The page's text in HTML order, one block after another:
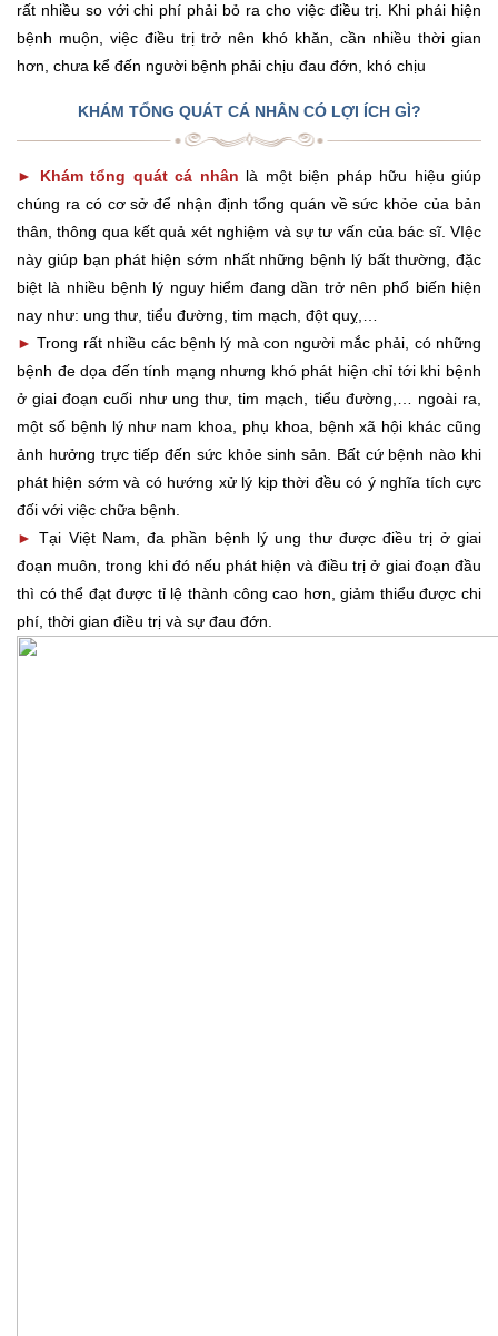
rất nhiều so với chi phí phải bỏ ra cho việc điều trị. Khi phái hiện
bệnh muộn, việc điều trị trở nên khó khăn, cần nhiều thời gian
hơn, chưa kể đến người bệnh phải chịu đau đớn, khó chịu
KHÁM TỔNG QUÁT CÁ NHÂN CÓ LỢI ÍCH GÌ?
► Khám tổng quát cá nhân là một biện pháp hữu hiệu giúp
chúng ra có cơ sở để nhận định tổng quán về sức khỏe của bản
thân, thông qua kết quả xét nghiệm và sự tư vấn của bác sĩ. VIệc
này giúp bạn phát hiện sớm nhất những bệnh lý bất thường, đặc
biệt là nhiều bệnh lý nguy hiểm đang dần trở nên phổ biến hiện
nay như: ung thư, tiểu đường, tim mạch, đột quỵ,…
►Trong rất nhiều các bệnh lý mà con người mắc phải, có những
bệnh đe dọa đến tính mạng nhưng khó phát hiện chỉ tới khi bệnh
ở giai đoạn cuối như ung thư, tim mạch, tiểu đường,… ngoài ra,
một số bệnh lý như nam khoa, phụ khoa, bệnh xã hội khác cũng
ảnh hưởng trực tiếp đến sức khỏe sinh sản. Bất cứ bệnh nào khi
phát hiện sớm và có hướng xử lý kịp thời đều có ý nghĩa tích cực
đối với việc chữa bệnh.
►Tại Việt Nam, đa phần bệnh lý ung thư được điều trị ở giai
đoạn muôn, trong khi đó nếu phát hiện và điều trị ở giai đoạn đầu
thì có thể đạt được tỉ lệ thành công cao hơn, giảm thiểu được chi
phí, thời gian điều trị và sự đau đớn.